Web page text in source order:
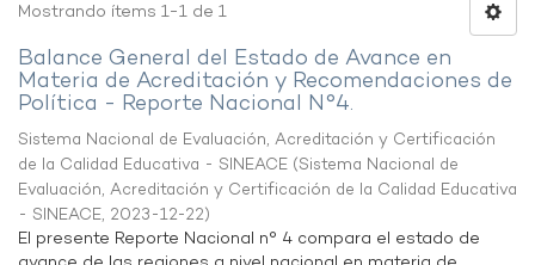
Mostrando ítems 1-1 de 1
Balance General del Estado de Avance en
Materia de Acreditación y Recomendaciones de
Política - Reporte Nacional N°4.
Sistema Nacional de Evaluación, Acreditación y Certificación
de la Calidad Educativa - SINEACE (Sistema Nacional de
Evaluación, Acreditación y Certificación de la Calidad Educativa
- SINEACE, 2023-12-22)
El presente Reporte Nacional n° 4 compara el estado de